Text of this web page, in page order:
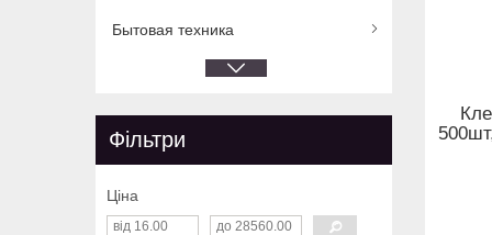
Бытовая техника
Фільтри
Ціна